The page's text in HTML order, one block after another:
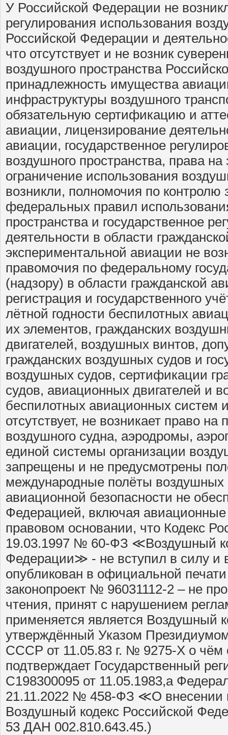
У Российской Федерации не
регулирования использования
Российской Федерации и
что отсутствует и не возник
воздушного пространства
принадлежность имущества
инфраструктуры воздушного
обязательную сертификацию и
авиации, лицензирование
авиации, государственное
воздушного пространства, права
ограничение использования
возникли, полномочия по
федеральных правил
пространства и государственное
деятельности в области
экспериментальной авиации не
правомочия по федеральному
(надзору) в области гражданской
регистрация и государственного
лётной годности беспилотных
их элементов, гражданских
двигателей, воздушных винтов,
гражданских воздушных судов и
воздушных судов, сертификации
судов, авиационных двигателей и
беспилотных авиационных систем
отсутствует, не возникает право
воздушного судна, аэродромы,
единой системы организации
запрещены и не предусмотрены
международные полёты воздушных
авиационной безопасности не
Федерацией, включая
правовом основании, что Кодекс
19.03.1997 № 60-ФЗ ≪Воздушный
Федерации≫ - не вступил в силу и
опубликован в официальной
законопроект № 96031112-2 – не
чтения, принят с нарушением
применяется является Воздушный
утверждённый Указом
СССР от 11.05.83 г. № 9275-X о чём
подтверждает Государственный
С198300095 от 11.05.1983,а
21.11.2022 № 458-ФЗ ≪О внесении
Воздушный кодекс Российской
53 ДАН 002.810.643.45.)